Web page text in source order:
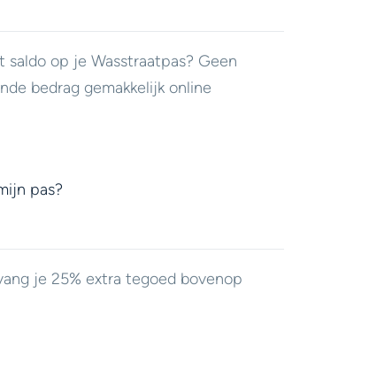
op je Wasstraatpas? Geen
bedrag gemakkelijk online
pas?
je 25% extra tegoed bovenop